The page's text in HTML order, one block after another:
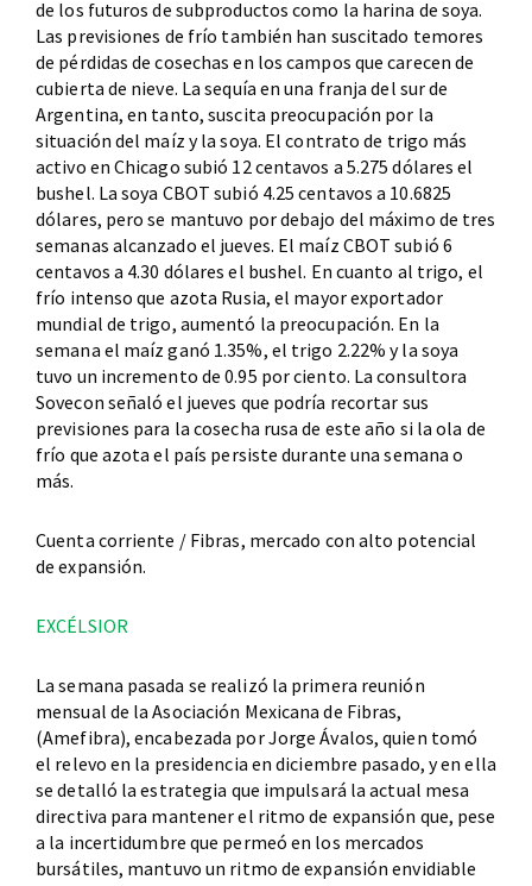
de los futuros de subproductos como la harina de soya.
Las previsiones de frío también han suscitado temores
de pérdidas de cosechas en los campos que carecen de
cubierta de nieve. La sequía en una franja del sur de
Argentina, en tanto, suscita preocupación por la
situación del maíz y la soya. El contrato de trigo más
activo en Chicago subió 12 centavos a 5.275 dólares el
bushel. La soya CBOT subió 4.25 centavos a 10.6825
dólares, pero se mantuvo por debajo del máximo de tres
semanas alcanzado el jueves. El maíz CBOT subió 6
centavos a 4.30 dólares el bushel. En cuanto al trigo, el
frío intenso que azota Rusia, el mayor exportador
mundial de trigo, aumentó la preocupación. En la
semana el maíz ganó 1.35%, el trigo 2.22% y la soya
tuvo un incremento de 0.95 por ciento. La consultora
Sovecon señaló el jueves que podría recortar sus
previsiones para la cosecha rusa de este año si la ola de
frío que azota el país persiste durante una semana o
más.
Cuenta corriente / Fibras, mercado con alto potencial
de expansión.
EXCÉLSIOR
La semana pasada se realizó la primera reunión
mensual de la Asociación Mexicana de Fibras,
(Amefibra), encabezada por Jorge Ávalos, quien tomó
el relevo en la presidencia en diciembre pasado, y en ella
se detalló la estrategia que impulsará la actual mesa
directiva para mantener el ritmo de expansión que, pese
a la incertidumbre que permeó en los mercados
bursátiles, mantuvo un ritmo de expansión envidiable